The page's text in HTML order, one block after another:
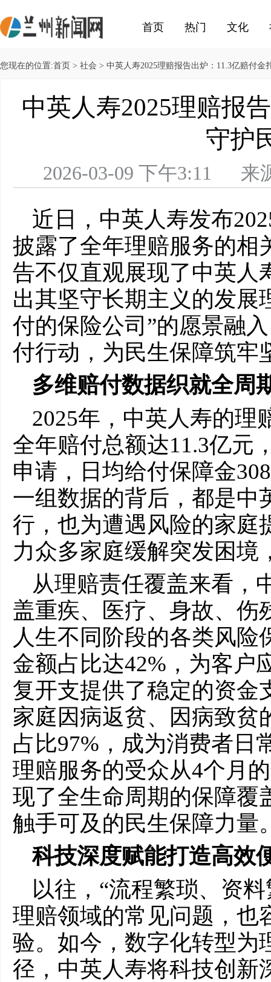
首页 热门 文化
您现在的位置:首页 > 社会 > 中英人寿2025理赔报告出炉：11.3亿赔付金
中英人寿2025理赔报
守护
2026-03-09 下午3:11
近日，中英人寿发布
披露了全年理赔服务的相
告不仅直观展现了中英人
出其坚守长期主义的发展
付的保险公司”的愿景融
付行动，为民生保障筑牢
多维赔付数据织就全周
2025年，中英人寿的理
全年赔付总额达11.3亿元
申请，日均给付保障金
一组数据的背后，都是中
行，也为遭遇风险的家庭
力众多家庭缓解突发困境
从理赔责任覆盖来看，
盖重疾、医疗、身故、伤
人生不同阶段的各类风
金额占比达42%，为客户
复开支提供了稳定的资金
家庭因病返贫、因病致贫
占比97%，成为消费者日
理赔服务的受众从4个月
现了全生命周期的保障覆
触手可及的民生保障力量
科技深度赋能打造高效
以往，“流程繁琐、资
理赔领域的常见问题，也
验。如今，数字化转型为
径，中英人寿将科技创新